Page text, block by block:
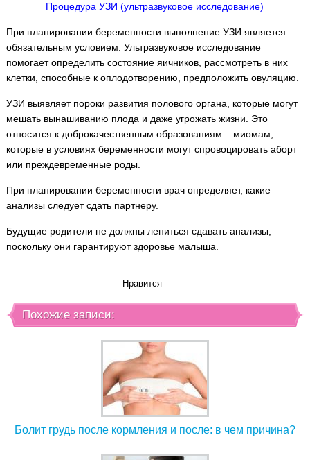
Процедура УЗИ (ультразвуковое исследование)
При планировании беременности выполнение УЗИ является
обязательным условием. Ультразвуковое исследование
помогает определить состояние яичников, рассмотреть в них
клетки, способные к оплодотворению, предположить овуляцию.
УЗИ выявляет пороки развития полового органа, которые могут
мешать вынашиванию плода и даже угрожать жизни. Это
относится к доброкачественным образованиям – миомам,
которые в условиях беременности могут спровоцировать аборт
или преждевременные роды.
При планировании беременности врач определяет, какие
анализы следует сдать партнеру.
Будущие родители не должны лениться сдавать анализы,
поскольку они гарантируют здоровье малыша.
Нравится
Похожие записи:
Болит грудь после кормления и после: в чем причина?